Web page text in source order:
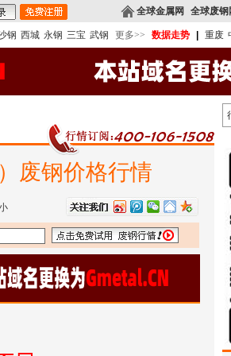
全球金属网 全球废钢
钢 西城 永钢 三宝 武钢 更多>> 数据走势 重废
废钢价格行情